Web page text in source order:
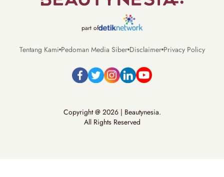
part of
Tentang Kami Pedoman Media Siber Disclaimer Privacy Policy
Copyright @ 2026 | Beautynesia.
All Rights Reserved